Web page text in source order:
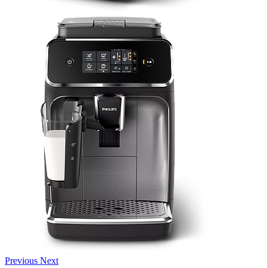
Previous Next